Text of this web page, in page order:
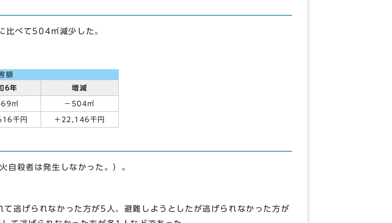
べて504㎡減少した。
額
6年 増減
㎡ －504㎡
千円 ＋22,146千円
殺者は発生しなかった。）。
逃げられなかった方が5人、避難しようとしたが逃げられなかった方が